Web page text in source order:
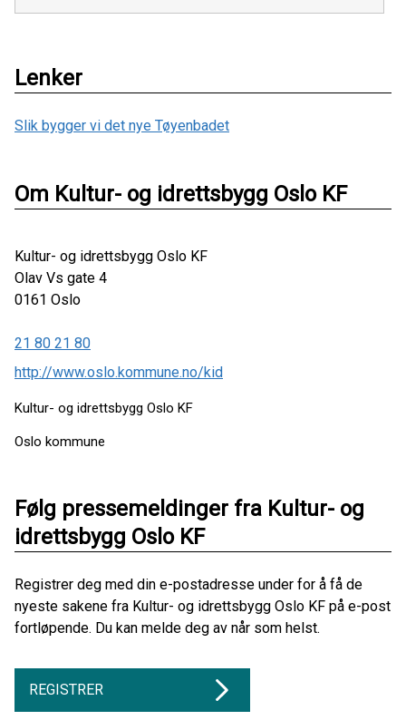
Lenker
Slik bygger vi det nye Tøyenbadet
Om Kultur- og idrettsbygg Oslo KF
Kultur- og idrettsbygg Oslo KF
Olav Vs gate 4
0161 Oslo
21 80 21 80
http://www.oslo.kommune.no/kid
Kultur- og idrettsbygg Oslo KF
Oslo kommune
Følg pressemeldinger fra Kultur- og
idrettsbygg Oslo KF
Registrer deg med din e-postadresse under for å få de
nyeste sakene fra Kultur- og idrettsbygg Oslo KF på e-post
fortløpende. Du kan melde deg av når som helst.
REGISTRER